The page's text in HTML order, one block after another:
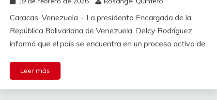
Caracas, Venezuela .- La presidenta Encargada de la
República Bolivariana de Venezuela, Delcy Rodríguez,
informó que el país se encuentra en un proceso activo de
Leer más